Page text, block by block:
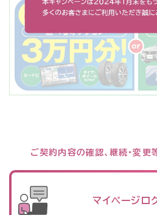
ご契約内容の確認、継続・変更
マイページロ